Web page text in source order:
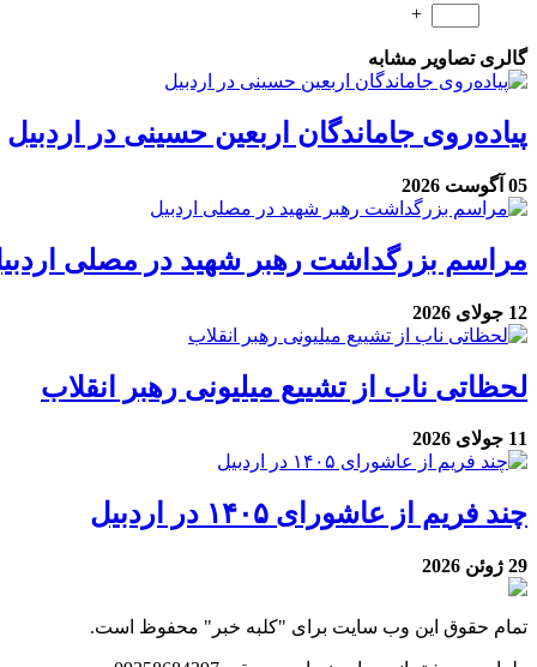
+
گالری تصاویر مشابه
پیاده‌روی جاماندگان اربعین حسینی در اردبیل
05 آگوست 2026
مراسم بزرگداشت رهبر شهید در مصلی
12 جولای 2026
لحظاتی ناب از تشییع میلیونی رهبر انقلاب
11 جولای 2026
چند فریم از عاشورای ۱۴۰۵ در اردبیل
29 ژوئن 2026
تمام حقوق این وب سایت برای "کلبه خبر" محفوظ است.